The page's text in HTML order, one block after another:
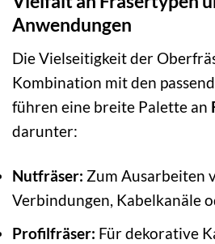
Anwendungen
Die Vielseitigkeit der
Kombination mit den
führen eine breite Palette an
darunter:
Nutfräser: Zum Ausarbeiten
Verbindungen, Kabelkanäle
Profilfräser: Für dekorative